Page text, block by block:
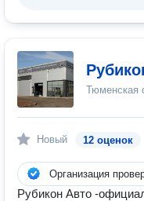
Тюменская
Новый 12 оценок
Организация
Рубикон Авто -